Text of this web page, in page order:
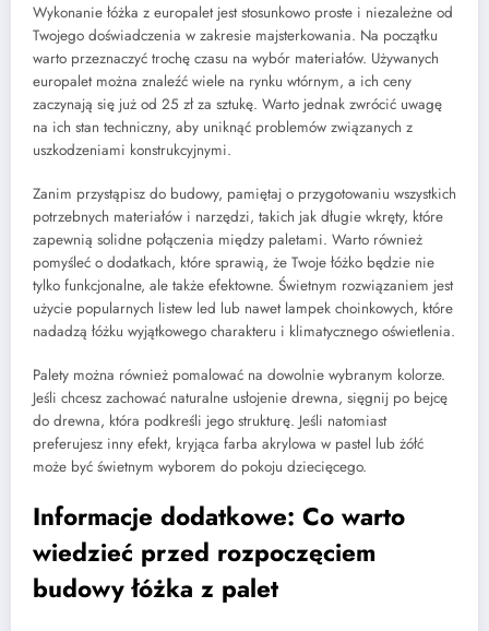
Wykonanie łóżka z europalet jest stosunkowo proste i niezależne od
Twojego doświadczenia w zakresie majsterkowania. Na początku
warto przeznaczyć trochę czasu na wybór materiałów. Używanych
europalet można znaleźć wiele na rynku wtórnym, a ich ceny
zaczynają się już od 25 zł za sztukę. Warto jednak zwrócić uwagę
na ich stan techniczny, aby uniknąć problemów związanych z
uszkodzeniami konstrukcyjnymi.
Zanim przystąpisz do budowy, pamiętaj o przygotowaniu wszystkich
potrzebnych materiałów i narzędzi, takich jak długie wkręty, które
zapewnią solidne połączenia między paletami. Warto również
pomyśleć o dodatkach, które sprawią, że Twoje łóżko będzie nie
tylko funkcjonalne, ale także efektowne. Świetnym rozwiązaniem jest
użycie popularnych listew led lub nawet lampek choinkowych, które
nadadzą łóżku wyjątkowego charakteru i klimatycznego oświetlenia.
Palety można również pomalować na dowolnie wybranym kolorze.
Jeśli chcesz zachować naturalne usłojenie drewna, sięgnij po bejcę
do drewna, która podkreśli jego strukturę. Jeśli natomiast
preferujesz inny efekt, kryjąca farba akrylowa w pastel lub żółć
może być świetnym wyborem do pokoju dziecięcego.
Informacje dodatkowe: Co warto
wiedzieć przed rozpoczęciem
budowy łóżka z palet